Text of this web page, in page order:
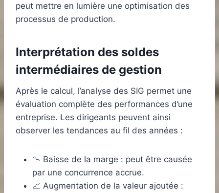
peut mettre en lumière une optimisation des
processus de production.
Interprétation des soldes
intermédiaires de gestion
Après le calcul, l’analyse des SIG permet une
évaluation complète des performances d’une
entreprise. Les dirigeants peuvent ainsi
observer les tendances au fil des années :
📉 Baisse de la marge : peut être causée
par une concurrence accrue.
📈 Augmentation de la valeur ajoutée :